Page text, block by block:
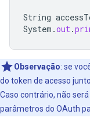
String
System .out.
Observação: se
do token de acesso
Caso contrário, não
parâmetros do OAuth